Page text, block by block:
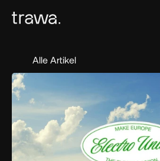
Alle Artikel